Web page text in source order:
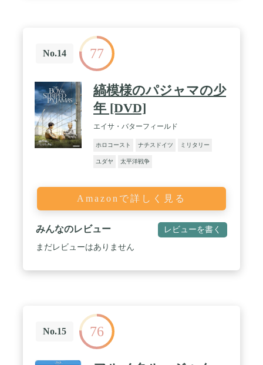
No.14 77
縞模様のパジャマの少
年 [DVD]
エイサ・バターフィールド
ホロコースト ナチスドイツ ミリタリー
ユダヤ 太平洋戦争
Amazonで詳しく見る
みんなのレビュー レビューを書く
まだレビューはありません
No.15 76